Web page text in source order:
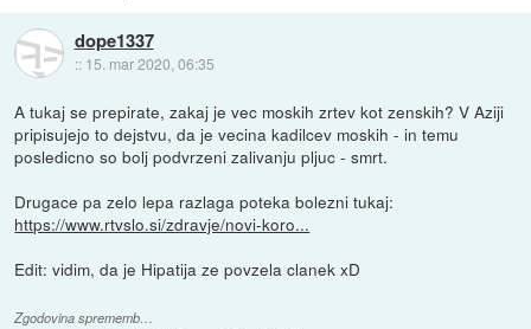
dope1337
:: 15. mar 2020, 06:35
A tukaj se prepirate, zakaj je vec moskih zrtev kot zenskih? V Aziji
pripisujejo to dejstvu, da je vecina kadilcev moskih - in temu
posledicno so bolj podvrzeni zalivanju pljuc - smrt.
Drugace pa zelo lepa razlaga poteka bolezni tukaj:
https://www.rtvslo.si/zdravje/novi-koro...
Edit: vidim, da je Hipatija ze povzela clanek xD
Zgodovina sprememb…